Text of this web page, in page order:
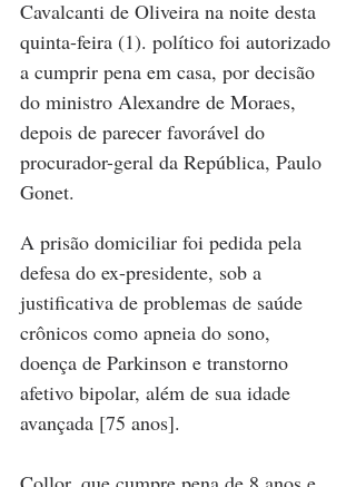
Cavalcanti de Oliveira na noite desta
quinta-feira (1). político foi autorizado
a cumprir pena em casa, por decisão
do ministro Alexandre de Moraes,
depois de parecer favorável do
procurador-geral da República, Paulo
Gonet.
A prisão domiciliar foi pedida pela
defesa do ex-presidente, sob a
justificativa de problemas de saúde
crônicos como apneia do sono,
doença de Parkinson e transtorno
afetivo bipolar, além de sua idade
avançada [75 anos].